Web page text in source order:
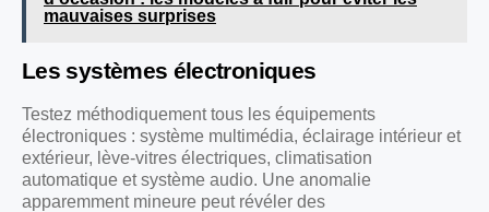
mauvaises surprises
Les systèmes électroniques
Testez méthodiquement tous les équipements
électroniques : système multimédia, éclairage intérieur et
extérieur, lève-vitres électriques, climatisation
automatique et système audio. Une anomalie
apparemment mineure peut révéler des